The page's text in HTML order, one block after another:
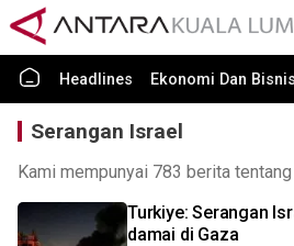
Headlines Ekonomi Dan Bisnis
Serangan Israel
Kami mempunyai 783 berita
Turkiye: Serangan
damai di Gaza